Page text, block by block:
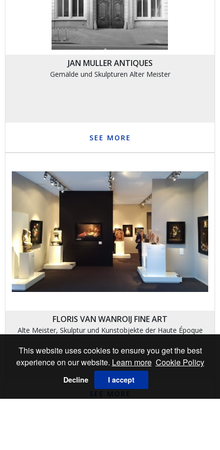
This website uses cookies to ensure you get the best
experience on our website. Learn more Cookie Policy
Decline I accept
JAN MULLER ANTIQUES
Gemälde und Skulpturen Alter Meister
SEE MORE
FLORIS VAN WANROIJ FINE ART
Alte Meister, Skulptur und Kunstobjekte der Haute Époque
SEE MORE